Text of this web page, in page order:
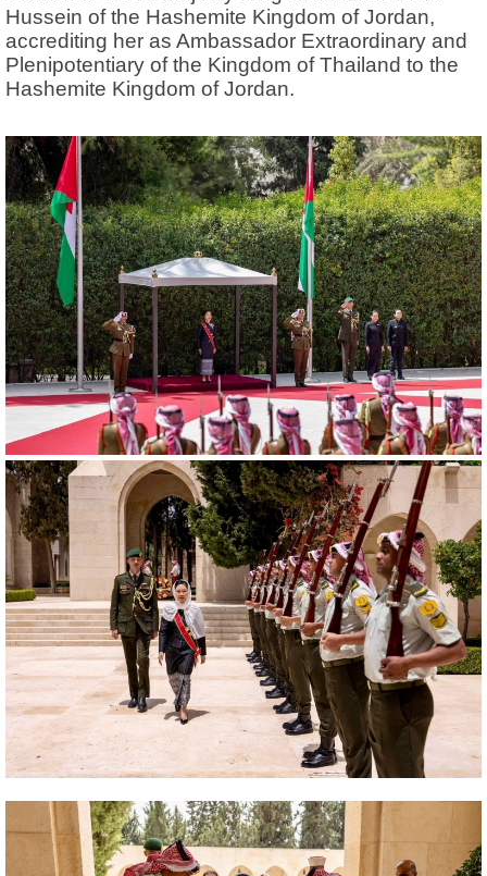
Hussein of the Hashemite Kingdom of Jordan,
accrediting her as Ambassador Extraordinary and
Plenipotentiary of the Kingdom of Thailand to the
Hashemite Kingdom of Jordan.